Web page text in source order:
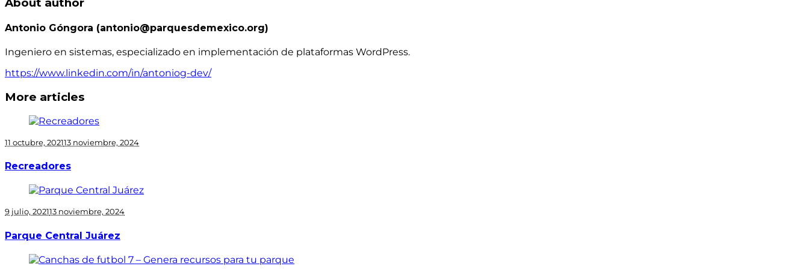
Antonio Góngora (antonio@parquesdemexico.org)
Ingeniero en sistemas, especializado en implementación de plataformas WordPress.
https://www.linkedin.com/in/antoniog-dev/
More articles
11 octubre, 202113 noviembre, 2024
Recreadores
9 julio, 202113 noviembre, 2024
Parque Central Juárez